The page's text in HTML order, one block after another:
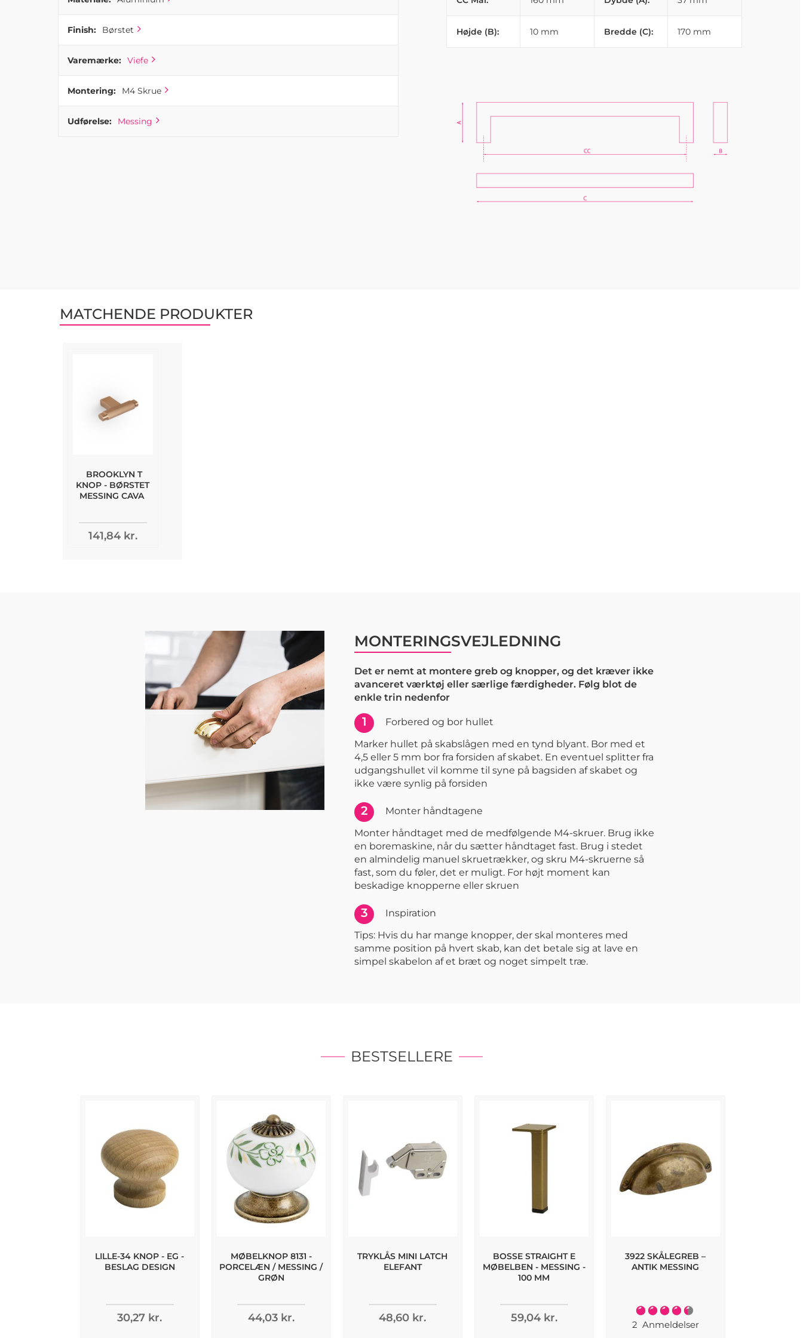
Finish: Børstet
Varemærke: Viefe
Montering: M4 Skrue
Udførelse: Messing
Højde (B): 10 mm Bredde (C): 170 mm
MATCHENDE PRODUKTER
BROOKLYN T
KNOP - BØRSTET
MESSING CAVA
141,84 kr.
MONTERINGSVEJLEDNING
Det er nemt at montere greb og knopper, og det kræver ikke
avanceret værktøj eller særlige færdigheder. Følg blot de
enkle trin nedenfor
1
Forbered og bor hullet
Marker hullet på skabslågen med en tynd blyant. Bor med et
4,5 eller 5 mm bor fra forsiden af skabet. En eventuel splitter fra
udgangshullet vil komme til syne på bagsiden af skabet og
ikke være synlig på forsiden
2
Monter håndtagene
Monter håndtaget med de medfølgende M4-skruer. Brug ikke
en boremaskine, når du sætter håndtaget fast. Brug i stedet
en almindelig manuel skruetrækker, og skru M4-skruerne så
fast, som du føler, det er muligt. For højt moment kan
beskadige knopperne eller skruen
3
Inspiration
Tips: Hvis du har mange knopper, der skal monteres med
samme position på hvert skab, kan det betale sig at lave en
simpel skabelon af et bræt og noget simpelt træ.
BESTSELLERE
LILLE-34 KNOP - EG -
BESLAG DESIGN
30,27 kr.
MØBELKNOP 8131 -
PORCELÆN / MESSING /
GRØN
44,03 kr.
TRYKLÅS MINI LATCH
ELEFANT
48,60 kr.
BOSSE STRAIGHT E
MØBELBEN - MESSING -
100 MM
59,04 kr.
3922 SKÅLEGREB –
ANTIK MESSING
Bedømmelse:
90%
2 Anmeldelser